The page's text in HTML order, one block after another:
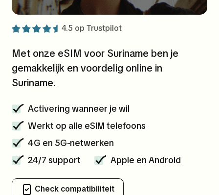
4.5 op Trustpilot
Met onze eSIM voor Suriname ben je
gemakkelijk en voordelig online in
Suriname.
Activering wanneer je wil
Werkt op alle eSIM telefoons
4G en 5G-netwerken
24/7 support
Apple en Android
Check compatibiliteit